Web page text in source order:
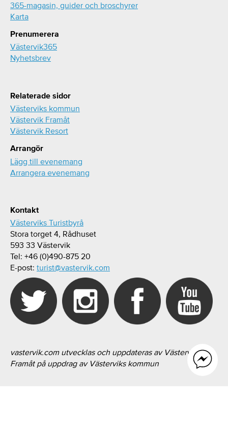
365-magasin, guider och broschyrer
Karta
Prenumerera
Västervik365
Nyhetsbrev
Relaterade sidor
Västerviks kommun
Västervik Framåt
Västervik Resort
Arrangör
Lägg till evenemang
Arrangera evenemang
Kontakt
Västerviks Turistbyrå
Stora torget 4, Rådhuset
593 33 Västervik
Tel: +46 (0)490-875 20
E-post: turist@vastervik.com
vastervik.com utvecklas och uppdateras av Västervik
Framåt på uppdrag av Västerviks kommun